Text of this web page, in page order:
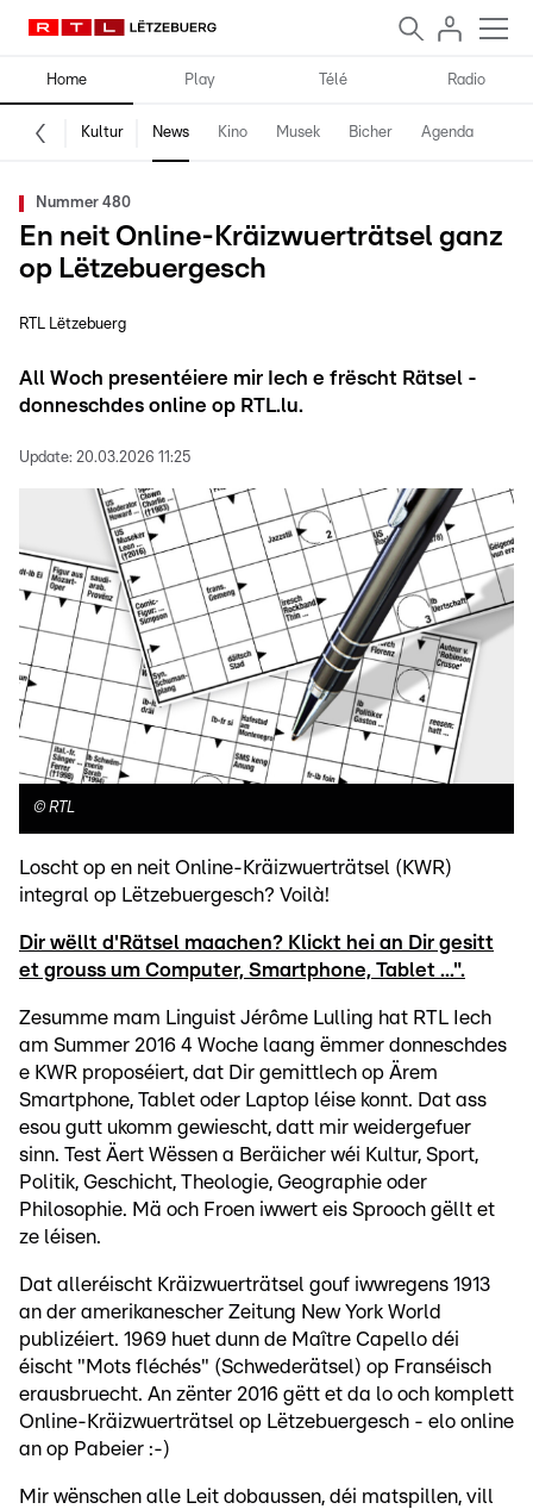
Home Play Télé Radio
Kultur News Kino Musek Bicher Agenda
Nummer 480
En neit Online-Kräizwuerträtsel ganz
op Lëtzebuergesch
RTL Lëtzebuerg
All Woch presentéiere mir Iech e frëscht Rätsel -
donneschdes online op RTL.lu.
Update: 20.03.2026 11:25
© RTL
Loscht op en neit Online-Kräizwuerträtsel (KWR)
integral op Lëtzebuergesch? Voilà!
Dir wëllt d'Rätsel maachen? Klickt hei an Dir gesitt
et grouss um Computer, Smartphone, Tablet ...".
Zesumme mam Linguist Jérôme Lulling hat RTL Iech
am Summer 2016 4 Woche laang ëmmer donneschdes
e KWR proposéiert, dat Dir gemittlech op Ärem
Smartphone, Tablet oder Laptop léise konnt. Dat ass
esou gutt ukomm gewiescht, datt mir weidergefuer
sinn. Test Äert Wëssen a Beräicher wéi Kultur, Sport,
Politik, Geschicht, Theologie, Geographie oder
Philosophie. Mä och Froen iwwert eis Sprooch gëllt et
ze léisen.
Dat alleréischt Kräizwuerträtsel gouf iwwregens 1913
an der amerikanescher Zeitung New York World
publizéiert. 1969 huet dunn de Maître Capello déi
éischt "Mots fléchés" (Schwederätsel) op Franséisch
erausbruecht. An zënter 2016 gëtt et da lo och komplett
Online-Kräizwuerträtsel op Lëtzebuergesch - elo online
an op Pabeier :-)
Mir wënschen alle Leit dobaussen, déi matspillen, vill